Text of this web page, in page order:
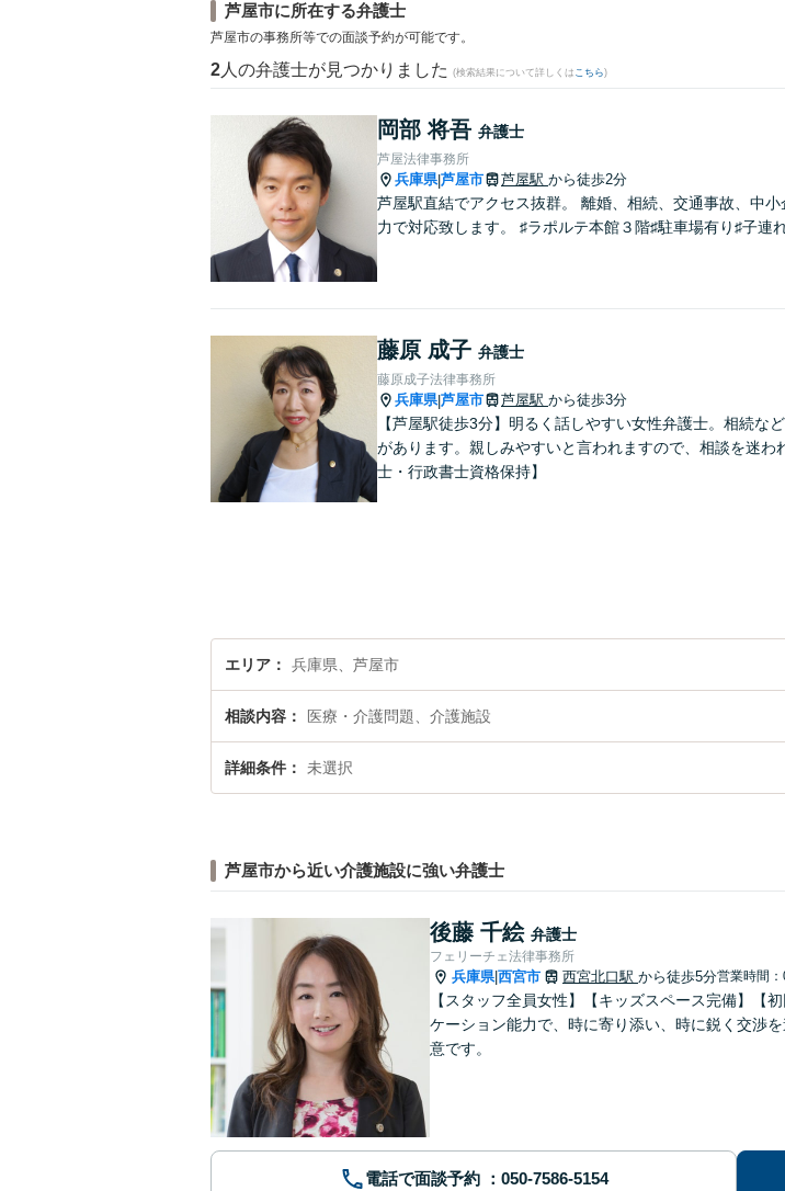
芦屋市に所在する弁護士
芦屋市の事務所等での面談予約が可能です。
2 人の弁護士が見つかりました (検索結果について詳しくは こちら)
岡部 将吾 弁護士
芦屋法律事務所
兵庫県|芦屋市 芦屋駅 から徒歩2分
芦屋駅直結でアクセス抜群。 離婚、相続、交通事故、中
力で対応致します。 ♯ラポルテ本館３階♯駐車場有り♯子連
藤原 成子 弁護士
藤原成子法律事務所
兵庫県|芦屋市 芦屋駅 から徒歩3分
【芦屋駅徒歩3分】明るく話しやすい女性弁護士。相続な
があります。親しみやすいと言われますので、相談を迷
士・行政書士資格保持】
エリア 兵庫県、芦屋市
相談内容 医療・介護問題、介護施設
詳細条件 未選択
芦屋市から近い介護施設に強い弁護士
後藤 千絵 弁護士
フェリーチェ法律事務所
兵庫県|西宮市 西宮北口駅 から徒歩5分営業時間：
【スタッフ全員女性】【キッズスペース完備】【
ケーション能力で、時に寄り添い、時に鋭く交渉
意です。
電話で面談予約